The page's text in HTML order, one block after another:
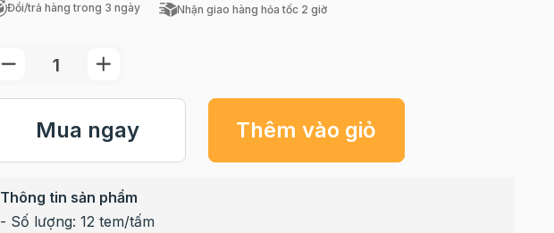
Đổi/trả hàng trong 3 ngày Nhận giao hàng hỏa tốc 2 giờ
Mua ngay Thêm vào giỏ
Thông tin sản phẩm
- Số lượng: 12 tem/tấm